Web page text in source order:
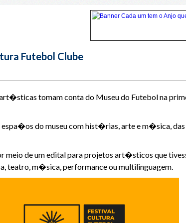
Futebol Clube
tomam conta do Museu do Futebol na
do museu com hist�rias, arte e m�sica,
meio de um edital para projetos art�sticos que
teatro, m�sica, performance ou multilinguagem.